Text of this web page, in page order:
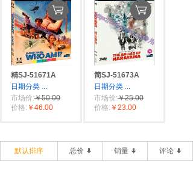
精SJ-51671A
日期分类 ...
市场价:￥50.00
价格: ￥46.00
简SJ-51673A
日期分类 ...
市场价:￥25.00
价格: ￥23.00
默认排序 总价 销量 评论